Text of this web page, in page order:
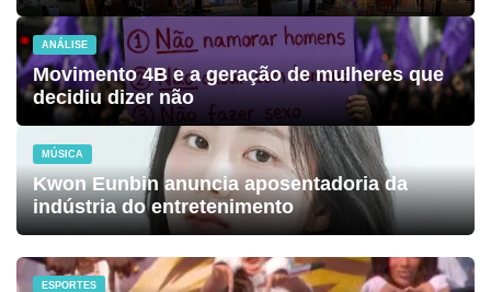
ANÁLISE
Movimento 4B e a geração de mulheres que
decidiu dizer não
MÚSICA
Kwon Eunbin anuncia aposentadoria da
indústria do entretenimento
ESPORTES